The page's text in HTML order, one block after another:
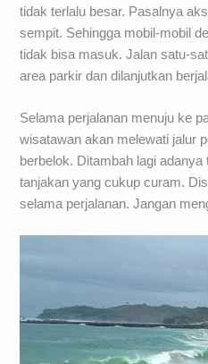
tidak terlalu besar. Pasalnya
sempit. Sehingga mobil-mobil
tidak bisa masuk. Jalan satu-
area parkir dan dilanjutkan
Selama perjalanan menuju ke
wisatawan akan melewati jalur
berbelok. Ditambah lagi
tanjakan yang cukup curam.
selama perjalanan. Jangan